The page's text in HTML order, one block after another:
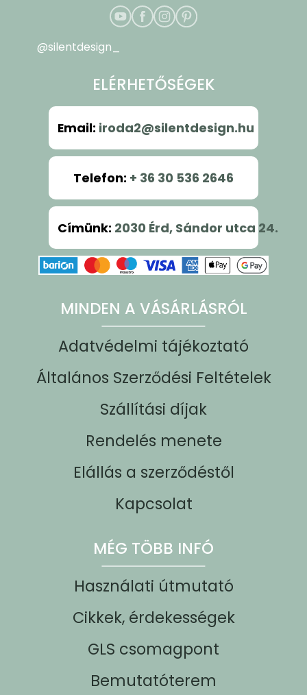
MINDEN A VÁSÁRLÁSRÓL
Adatvédelmi tájékoztató
Általános Szerződési Feltételek
Szállítási díjak
Rendelés menete
Elállás a szerződéstől
Kapcsolat
MÉG TÖBB INFÓ
Használati útmutató
Cikkek, érdekességek
GLS csomagpont
Bemutatóterem
@silentdesign_
ELÉRHETŐSÉGEK
Email: iroda2@silentdesign.hu
Telefon: + 36 30 536 2646
Címünk: 2030 Érd, Sándor utca 24.